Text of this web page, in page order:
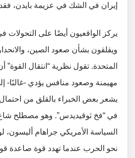
إيران في الشك في عزيمة بايدن،
يركز الواقعيون أيضًا على التحولات
ويقلقون بشأن صعود الصين،
المتحدة. تقول نظرية “انتقال
مهيمنة وصعود منافس يؤدي -
يشعر بعض الخبراء بالقلق من
في “فخ ثوقيديدس”. وهو مصطلح
السياسة الأمريكي جراهام
نحو الحرب عندما تهدد قوة صاعدة